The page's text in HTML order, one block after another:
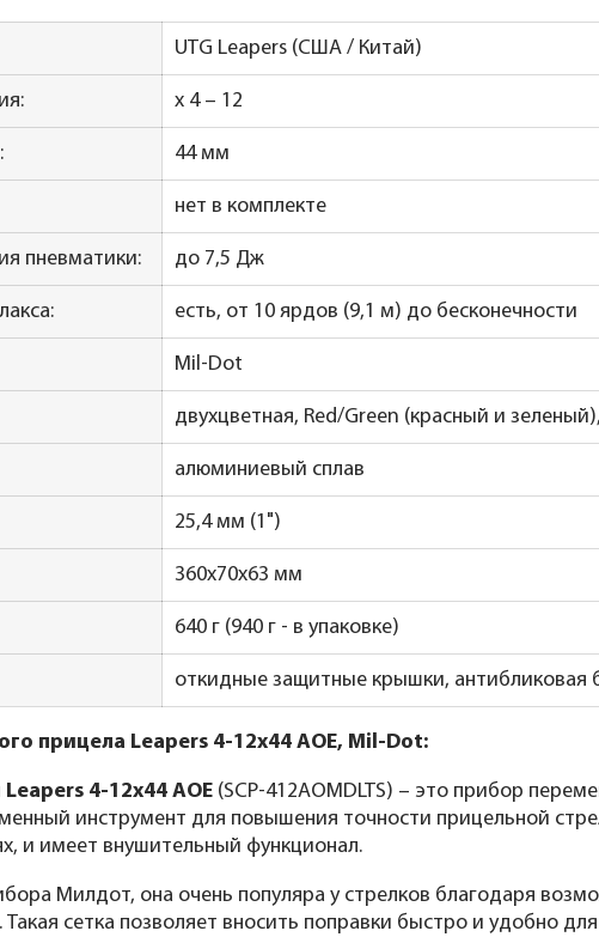
UTG Leapers (США / Китай)
x 4 – 12
44 мм
нет в комплекте
пневматики: до 7,5 Дж
есть, от 10 ярдов (9,1 м) до бесконечности
Mil-Dot
двухцветная, Red/Green (красный и
алюминиевый сплав
25,4 мм (1")
360х70х63 мм
640 г (940 г - в упаковке)
откидные защитные крышки, антибликовая
прицела Leapers 4-12x44 AOE, Mil-Dot:
4-12x44 AOE (SCP-412AOMDLTS) – это прибор
инструмент для повышения точности прицельной
и имеет внушительный функционал.
Милдот, она очень популяра у стрелков благодаря
сетка позволяет вносить поправки быстро и удобно